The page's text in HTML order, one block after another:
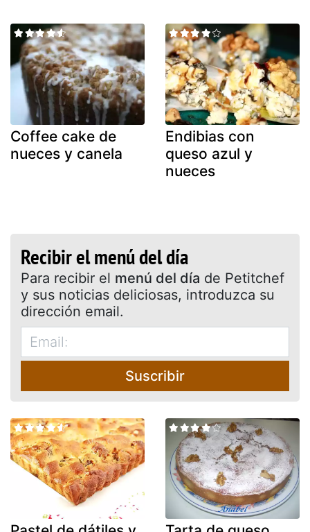
Coffee cake de
nueces y canela
Endibias con
queso azul y
nueces
Recibir el menú del día
Para recibir el menú del día de Petitchef
y sus noticias deliciosas, introduzca su
dirección email.
Suscribir